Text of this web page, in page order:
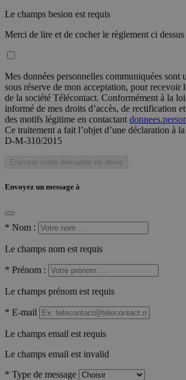
Le champs besion est requis
Merci de lire et de cocher le règlement ci dessus
Mes données personnelles communiquées sont
sous réserve de mon acceptation, pour recevoir
de la société Télécontact. Conformément à la
informé de mes droits d’accès, de rectification
des motifs légitime en contactant
Ce traitement a fait l’objet d’une déclaration à
D-M-310/2015
Envoyer votre demande de devis
Envoyez un message à
* Nom :
Le champs nom est requis
* Prénom :
Le champs prénom est requis
* E-mail
Le champs email est requis
Le champs email est invalid
* Type de message